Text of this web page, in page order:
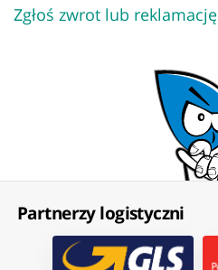
Zgłoś zwrot lub reklamację
Partnerzy logistyczni